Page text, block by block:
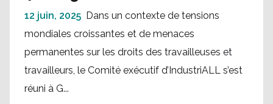
12 juin, 2025 Dans un contexte de tensions
mondiales croissantes et de menaces
permanentes sur les droits des travailleuses et
travailleurs, le Comité exécutif d’IndustriALL s’est
réuni à G...